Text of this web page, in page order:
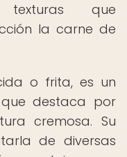
que
la carne de
o frita, es un
destaca por
cremosa. Su
de diversas